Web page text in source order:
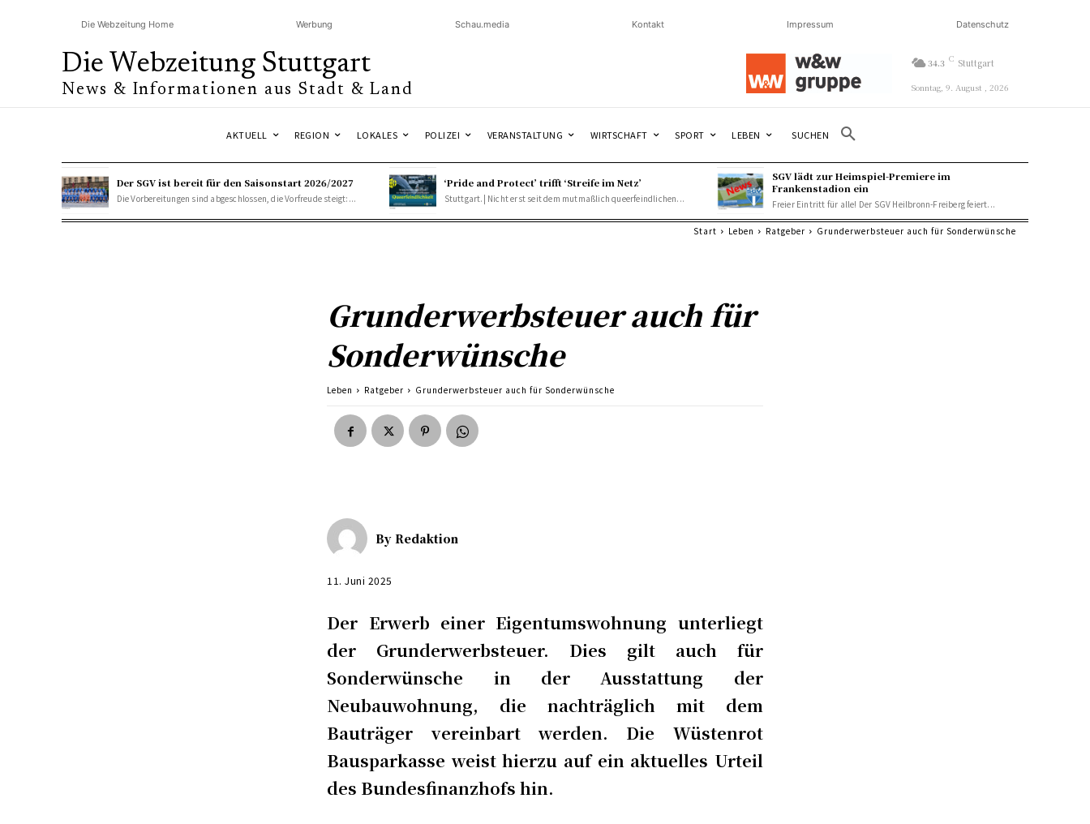
Die Webzeitung Home Werbung Schau.media Kontakt Impressum Datenschutz
Die Webzeitung Stuttgart
News & Informationen aus Stadt & Land
34.3 C Stuttgart
Sonntag, 9. August , 2026
AKTUELL REGION LOKALES POLIZEI VERANSTALTUNG WIRTSCHAFT SPORT LEBEN SUCHEN
Der SGV ist bereit für den Saisonstart 2026/2027
Die Vorbereitungen sind abgeschlossen, die Vorfreude steigt:...
‘Pride and Protect’ trifft ‘Streife im Netz’
Stuttgart.| Nicht erst seit dem mutmaßlich queerfeindlichen...
SGV lädt zur Heimspiel-Premiere im
Frankenstadion ein
Freier Eintritt für alle! Der SGV Heilbronn-Freiberg feiert...
Start Leben Ratgeber Grunderwerbsteuer auch für Sonderwünsche
Grunderwerbsteuer auch für
Sonderwünsche
Leben Ratgeber Grunderwerbsteuer auch für Sonderwünsche
By Redaktion
11. Juni 2025
Der Erwerb einer Eigentumswohnung unterliegt
der Grunderwerbsteuer. Dies gilt auch für
Sonderwünsche in der Ausstattung der
Neubauwohnung, die nachträglich mit dem
Bauträger vereinbart werden. Die Wüstenrot
Bausparkasse weist hierzu auf ein aktuelles Urteil
des Bundesfinanzhofs hin.